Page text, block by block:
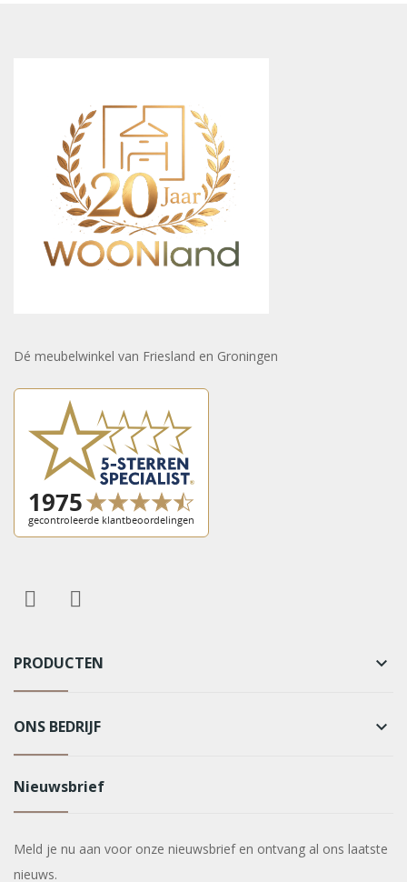
Dé meubelwinkel van Friesland en Groningen
PRODUCTEN keyboard_arrow_down
ONS BEDRIJF keyboard_arrow_down
Nieuwsbrief
Meld je nu aan voor onze nieuwsbrief en ontvang al ons laatste
nieuws.